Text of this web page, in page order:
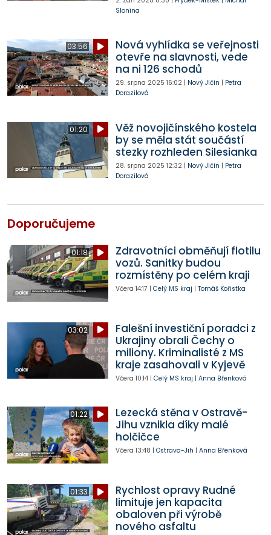
Slonina
03:56
Nová vyhlídka se veřejnosti
otevře na slavnosti, vede
na ni 126 schodů
29. srpna 2025 16:02| Nový Jičín | Petra
Dorazilová
01:20
Věž novojičínského kostela
by se měla stát součástí
stezky rozhleden Silesianka
28. srpna 2025 12:32| Nový Jičín | Petra
Dorazilová
Doporučujeme
01:18
Zdravotníci obměňují flotilu
vozů. Sanitky budou
rozmístěny po celém kraji
Včera 14:17 | Celý MS kraj | Tomáš Kořistka
03:02
Falešní investiční poradci z
Ukrajiny obrali Čechy o
miliony. Kriminalisté z MS
kraje zasahovali v Kyjevě
Včera 10:14| Celý MS kraj | Anna Břenková
01:22
Lezecká stěna v Ostravě-
Jihu vznikla díky malé
holčičce
Včera 13:48 | Ostrava-Jih | Anna Břenková
01:33
Rychlost opravy Rudné
limituje jen kapacita
obaloven při výrobě
nového asfaltu